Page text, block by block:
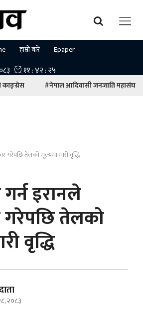
हाम्रो बारे Epaper
काङ्ग्रेस #नेपाल आदिवासी जनजाति महासंघ
गरेपछि तेलको मूल्यमा भारी वृद्धि
गर्न इरानले
गरेपछि तेलको
वृद्धि
२०८३